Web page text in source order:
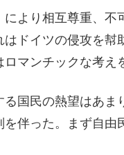
より相互尊重、
ドイツの侵攻を
マンチックな考え
国民の熱望はあ
伴った。まず自由